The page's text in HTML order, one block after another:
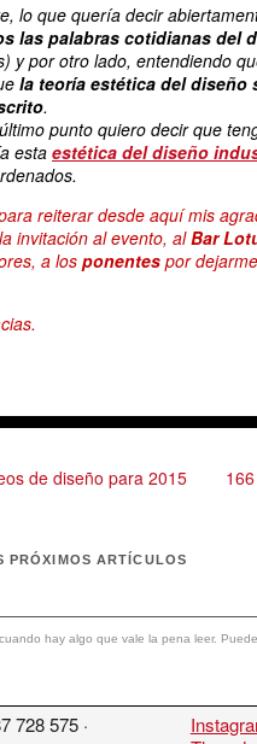
lo que quería decir
las palabras cotidianas del
y por otro lado, entendiendo
la teoría estética del diseño
.
punto quiero decir que
esta estética del diseño
reiterar desde aquí mis
invitación al evento, alBar
a los ponentes por
de diseño para 2015
PRÓXIMOS ARTÍCULOS
hay algo que vale la pena leer.
728 575 ·